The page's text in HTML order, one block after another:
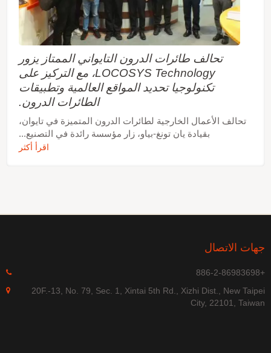
تحالف طائرات الدرون التايواني الممتاز يزور
LOCOSYS Technology، مع التركيز على
تكنولوجيا تحديد المواقع العالمية وتطبيقات
الطائرات الدرون.
تحالف الأعمال الخارجية لطائرات الدرون المتميزة في تايوان،
بقيادة يان تونغ-بياو، زار مؤسسة رائدة في التصنيع...
اقرأ أكثر
جهات الاتصال
+886-2-86983698
20F.-13, No. 79, Sec. 1, Xintai 5th Rd., Xizhi Dist., New Taipei
City, 22101, Taiwan